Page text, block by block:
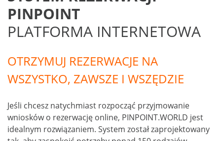
PINPOINT
PLATFORMA INTERNETOWA
OTRZYMUJ REZERWACJE NA
WSZYSTKO, ZAWSZE I WSZĘDZIE
Jeśli chcesz natychmiast rozpocząć przyjmowanie
wniosków o rezerwację online, PINPOINT.WORLD jest
idealnym rozwiązaniem. System został zaprojektowany